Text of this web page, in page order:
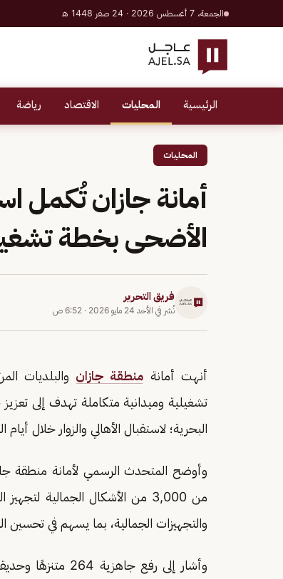
الجمعة، 7 أغسطس 2026 · 24 صفر 1448 هـ
الرئيسية المحليات الاقتصاد رياضة
المحليات
أمانة جازان تُكمل
الأضحى بخطة
فريق التحرير
نُشر في الأحد 24 مايو 2026 · 6:52 ص
أنهت أمانة منطقة جازان والبلديات
تشغيلية وميدانية متكاملة تهدف إلى تعزيز
البحرية؛ لاستقبال الأهالي والزوار خلال أيام
وأوضح المتحدث الرسمي لأمانة منطقة
من 3,000 من الأشكال الجمالية
والتجهيزات الجمالية، بما يسهم في تحسين